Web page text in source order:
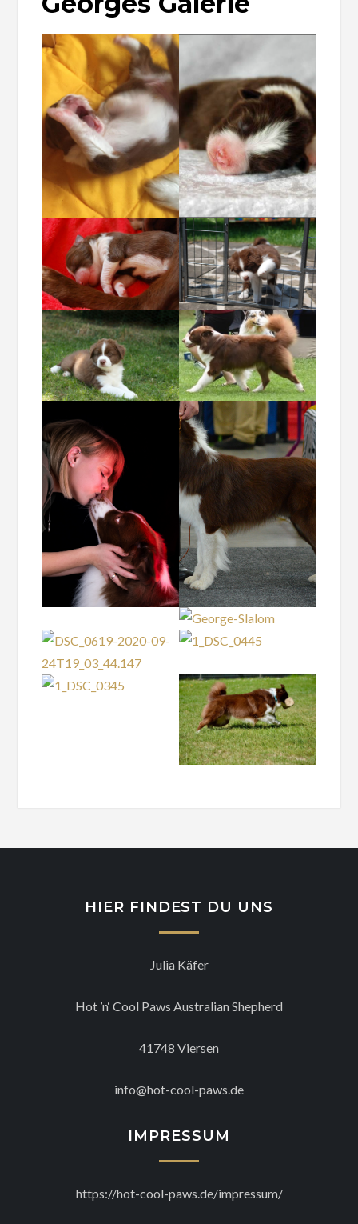
HIER FINDEST DU UNS
Julia Käfer
Hot ’n‘ Cool Paws Australian Shepherd
41748 Viersen
info@hot-cool-paws.de
IMPRESSUM
https://hot-cool-paws.de/impressum/